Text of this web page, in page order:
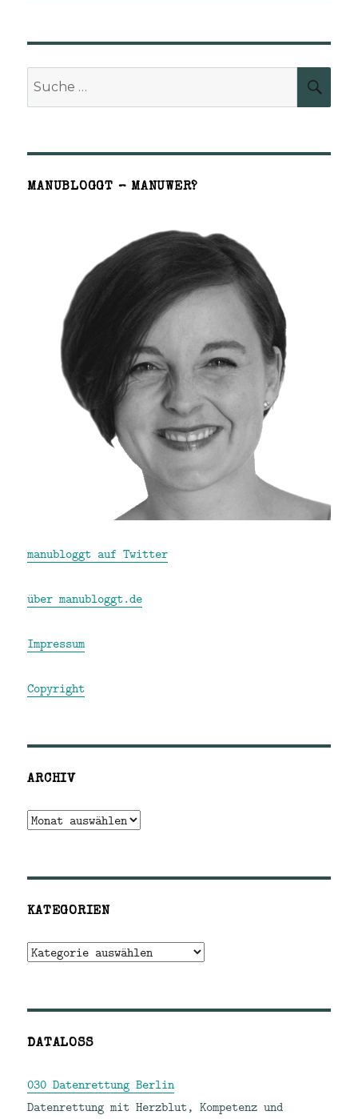
MANUBLOGGT – MANUWER?
manubloggt auf Twitter
über manubloggt.de
Impressum
Copyright
ARCHIV
Archiv
KATEGORIEN
Kategorien
DATALOSS
030 Datenrettung Berlin
Datenrettung mit Herzblut, Kompetenz und